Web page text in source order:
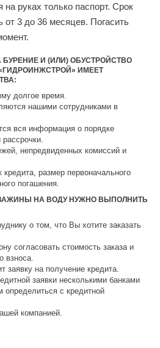
руках только паспорт. Срок
от 3 до 36 месяцев. Погасить
И (ИЛИ) ОБУСТРОЙСТВО
ИМЕЕТ
долгое время.
нашими сотрудниками в
вся информация о порядке
непредвиденных комиссий и
размер первоначального
погашения.
НА ВОДУ НУЖНО ВЫПОЛНИТЬ
о том, что Вы хотите заказать
согласовать стоимость заказа и
взноса.
заявку на получение кредита.
заявки несколькими банками
с кредитной
компанией.